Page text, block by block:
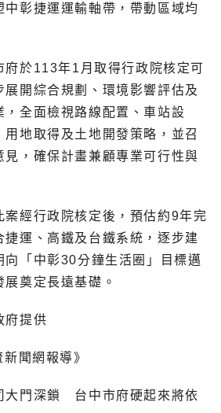
中彰捷運運輸軸帶，帶動區域均
府於113年1月取得行政院核定可
開綜合規劃、環境影響評估及
，全面檢視路線配置、車站設
用地取得及土地開發策略，並召
見，確保計畫兼顧專業可行性與
案經行政院核定後，預估約9年完
捷運、高鐵及台鐵系統，逐步建
向「中彰30分鐘生活圈」目標邁
奠定長遠基礎。
府提供
聞網報導》
大門深鎖 台中市府硬起來將依